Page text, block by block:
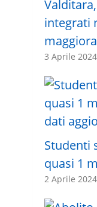
integrati
3 Aprile 2024
Studenti
quasi 1
2 Aprile 2024